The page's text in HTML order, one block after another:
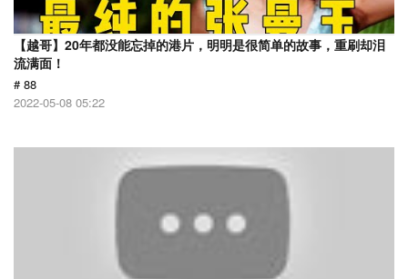
【越哥】20年都没能忘掉的港片，明明是很简单的故事，重刷却泪
流满面！
# 88
2022-05-08 05:22